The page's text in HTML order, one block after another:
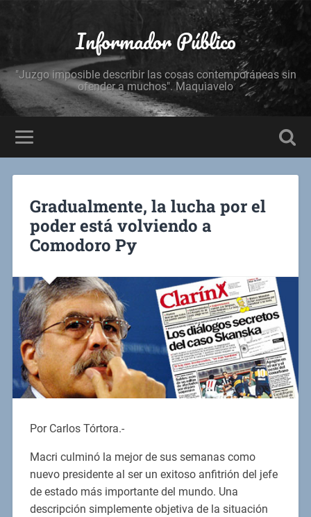
Informador Público
"Juzgo imposible describir las cosas contemporáneas sin
ofender a muchos". Maquiavelo
Gradualmente, la lucha por el
poder está volviendo a
Comodoro Py
Por Carlos Tórtora.-
Macri culminó la mejor de sus semanas como
nuevo presidente al ser un exitoso anfitrión del jefe
de estado más importante del mundo. Una
descripción simplemente objetiva de la situación